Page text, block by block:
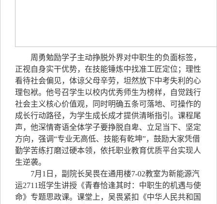
周勇勉励学子主动挣脱外界对中职生的负面标签，
正视自身实干优势，在技能锤炼中找准工匠定位；理性
看待社会偏见，体谅父母辛劳，坦然放下中考失利的心
理包袱。他号召学生以校内优秀师生为榜样，自觉践行
社会主义核心价值观，同时明确五条可落地、可操作的
成长行动路径，为学生成长成才提供清晰指引。课程尾
声，他深情寄语全体学子要挣脱自卑、立足当下、坚定
方向，强调“专业无高低、技能有乾坤”，鼓励大家凭借
勤学苦练打磨过硬本领，依托职业教育优质平台实现人
生逆袭。
7月1日，副院长吴畏在通用楼7-02教室为新能源汽
运2711班学生讲授《青春恰逢其时：中职生的机遇与使
命》专题思政课。课堂上，吴畏紧扣《中华人民共和国